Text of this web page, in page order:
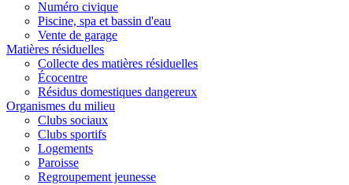
Numéro civique
Piscine, spa et bassin d'eau
Vente de garage
Matières résiduelles
Collecte des matières résiduelles
Écocentre
Résidus domestiques dangereux
Organismes du milieu
Clubs sociaux
Clubs sportifs
Logements
Paroisse
Regroupement jeunesse